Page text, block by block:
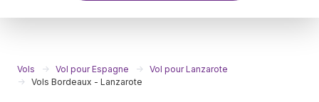
Vols Vol pour Espagne
Vol pour Lanzarote
Vols Bordeaux - Lanzarote